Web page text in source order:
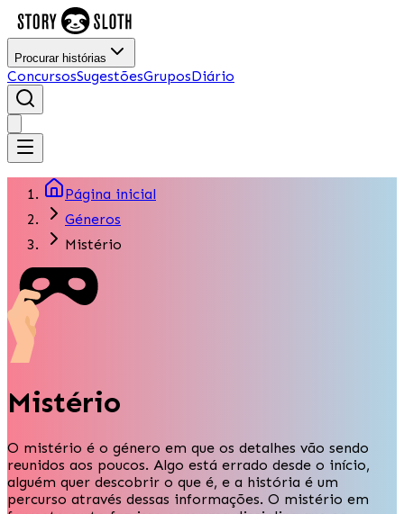
Procurar histórias
ConcursosSugestõesGruposDiário
Página inicial
Géneros
Mistério
Mistério
O mistério é o género em que os detalhes vão sendo
reunidos aos poucos. Algo está errado desde o início,
alguém quer descobrir o que é, e a história é um
percurso através dessas informações. O mistério em